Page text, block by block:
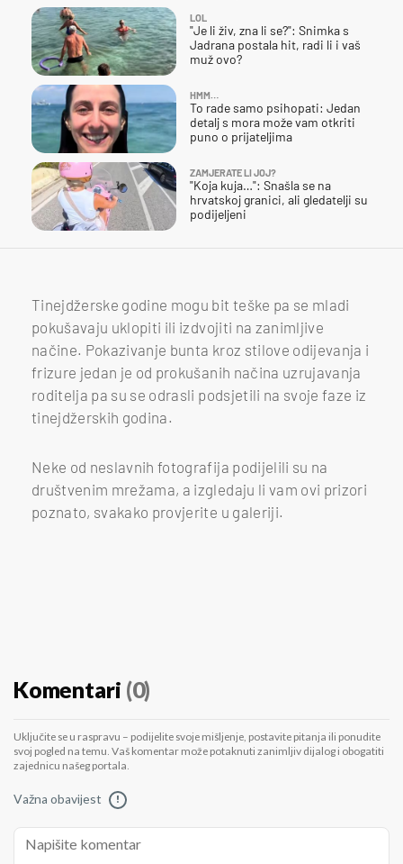
LOL
"Je li živ, zna li se?": Snimka s
Jadrana postala hit, radi li i vaš
muž ovo?
HMM…
To rade samo psihopati: Jedan
detalj s mora može vam otkriti
puno o prijateljima
ZAMJERATE LI JOJ?
"Koja kuja…": Snašla se na
hrvatskoj granici, ali gledatelji su
podijeljeni
Tinejdžerske godine mogu bit teške pa se mladi
pokušavaju uklopiti ili izdvojiti na zanimljive
načine. Pokazivanje bunta kroz stilove odijevanja i
frizure jedan je od prokušanih načina uzrujavanja
roditelja pa su se odrasli podsjetili na svoje faze iz
tinejdžerskih godina.
Neke od neslavnih fotografija podijelili su na
društvenim mrežama, a izgledaju li vam ovi prizori
poznato, svakako provjerite u galeriji.
Komentari (0)
Uključite se u raspravu – podijelite svoje mišljenje, postavite pitanja ili ponudite
svoj pogled na temu. Vaš komentar može potaknuti zanimljiv dijalog i obogatiti
zajednicu našeg portala.
Važna obavijest !